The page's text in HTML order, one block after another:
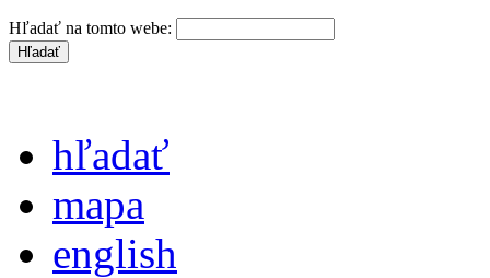
Hľadať na tomto webe:
hľadať
mapa
english